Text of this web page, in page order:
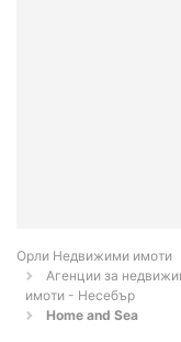
Орли Недвижими имоти
Агенции за
имоти - Несебър
Home and Sea